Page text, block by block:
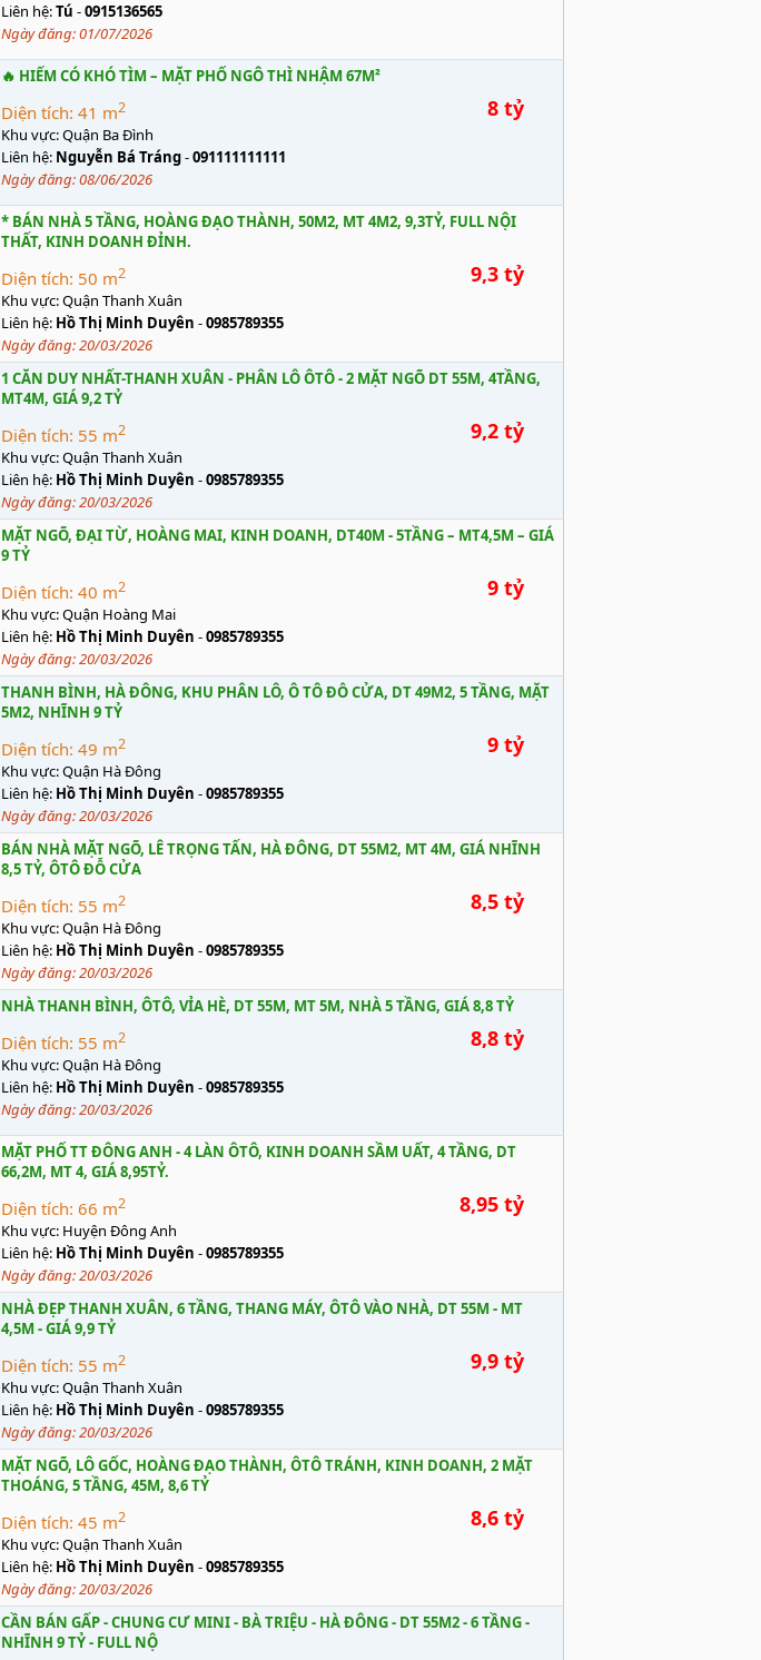
Liên hệ:Tú -0915136565
Ngày đăng:01/07/2026
🔥 HIẾM CÓ KHÓ TÌM – MẶT PHỐ NGÔ THÌ NHẬM 67M²
Diện tích: 41 m2 8 tỷ
Khu vực:Quận Ba Đình
Liên hệ: Nguyễn Bá Tráng-091111111111
Ngày đăng:08/06/2026
* BÁN NHÀ 5 TẦNG, HOÀNG ĐẠO THÀNH, 50M2, MT 4M2, 9,3TỶ, FULL NỘI
THẤT, KINH DOANH ĐỈNH.
Diện tích: 50 m2 9,3 tỷ
Khu vực:Quận Thanh Xuân
Liên hệ: Hồ Thị Minh Duyên -0985789355
Ngày đăng:20/03/2026
1 CĂN DUY NHẤT-THANH XUÂN - PHÂN LÔ ÔTÔ - 2 MẶT NGÕ DT 55M, 4TẦNG,
MT4M, GIÁ 9,2 TỶ
Diện tích: 55 m2 9,2 tỷ
Khu vực:Quận Thanh Xuân
Liên hệ: Hồ Thị Minh Duyên -0985789355
Ngày đăng:20/03/2026
MẶT NGÕ, ĐẠI TỪ, HOÀNG MAI, KINH DOANH, DT40M - 5TẦNG – MT4,5M – GIÁ
9 TỶ
Diện tích: 40 m2 9 tỷ
Khu vực:Quận Hoàng Mai
Liên hệ: Hồ Thị Minh Duyên -0985789355
Ngày đăng:20/03/2026
THANH BÌNH, HÀ ĐÔNG, KHU PHÂN LÔ, Ô TÔ ĐỖ CỬA, DT 49M2, 5 TẦNG, MẶT
5M2, NHĨNH 9 TỶ
Diện tích: 49 m2 9 tỷ
Khu vực:Quận Hà Đông
Liên hệ: Hồ Thị Minh Duyên -0985789355
Ngày đăng:20/03/2026
BÁN NHÀ MẶT NGÕ, LÊ TRỌNG TẤN, HÀ ĐÔNG, DT 55M2, MT 4M, GIÁ NHĨNH
8,5 TỶ, ÔTÔ ĐỖ CỬA
Diện tích: 55 m2 8,5 tỷ
Khu vực:Quận Hà Đông
Liên hệ: Hồ Thị Minh Duyên -0985789355
Ngày đăng:20/03/2026
NHÀ THANH BÌNH, ÔTÔ, VỈA HÈ, DT 55M, MT 5M, NHÀ 5 TẦNG, GIÁ 8,8 TỶ
Diện tích: 55 m2 8,8 tỷ
Khu vực:Quận Hà Đông
Liên hệ: Hồ Thị Minh Duyên -0985789355
Ngày đăng:20/03/2026
MẶT PHỐ TT ĐÔNG ANH - 4 LÀN ÔTÔ, KINH DOANH SẦM UẤT, 4 TẦNG, DT
66,2M, MT 4, GIÁ 8,95TỶ.
Diện tích: 66 m2 8,95 tỷ
Khu vực: Huyện Đông Anh
Liên hệ: Hồ Thị Minh Duyên -0985789355
Ngày đăng:20/03/2026
NHÀ ĐẸP THANH XUÂN, 6 TẦNG, THANG MÁY, ÔTÔ VÀO NHÀ, DT 55M - MT
4,5M - GIÁ 9,9 TỶ
Diện tích: 55 m2 9,9 tỷ
Khu vực:Quận Thanh Xuân
Liên hệ: Hồ Thị Minh Duyên -0985789355
Ngày đăng:20/03/2026
MẶT NGÕ, LÔ GỐC, HOÀNG ĐẠO THÀNH, ÔTÔ TRÁNH, KINH DOANH, 2 MẶT
THOÁNG, 5 TẦNG, 45M, 8,6 TỶ
Diện tích: 45 m2 8,6 tỷ
Khu vực:Quận Thanh Xuân
Liên hệ: Hồ Thị Minh Duyên -0985789355
Ngày đăng:20/03/2026
CẦN BÁN GẤP - CHUNG CƯ MINI - BÀ TRIỆU - HÀ ĐÔNG - DT 55M2 - 6 TẦNG -
NHĨNH 9 TỶ - FULL NỘ